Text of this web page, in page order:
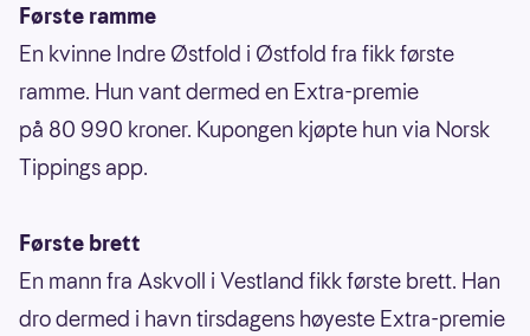
Første ramme
En kvinne Indre Østfold i Østfold fra fikk første
ramme. Hun vant dermed en Extra-premie
på 80 990 kroner. Kupongen kjøpte hun via Norsk
Tippings app.
Første brett
En mann fra Askvoll i Vestland fikk første brett. Han
dro dermed i havn tirsdagens høyeste Extra-premie